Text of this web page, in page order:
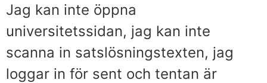
Jag kan inte öppna
universitetssidan, jag kan inte
scanna in satslösningstexten, jag
loggar in för sent och tentan är